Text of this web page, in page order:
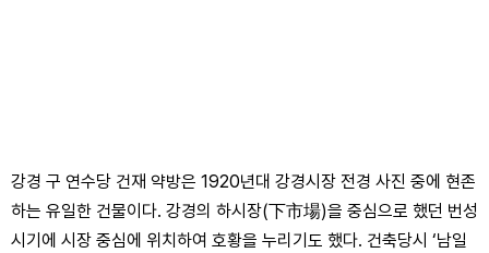
강경 구 연수당 건재 약방은 1920년대 강경시장 전경 사진 중에 현존
하는 유일한 건물이다. 강경의 하시장(下市場)을 중심으로 했던 번성
시기에 시장 중심에 위치하여 호황을 누리기도 했다. 건축당시 ‘남일